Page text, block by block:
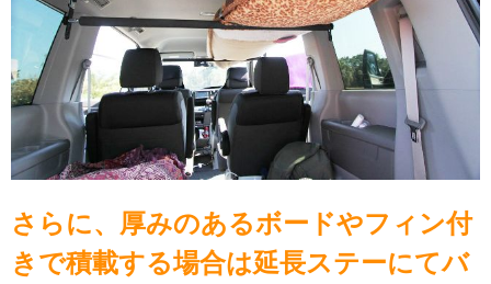
さらに、厚みのあるボードやフィン付
きで積載する場合は延長ステーにてバ